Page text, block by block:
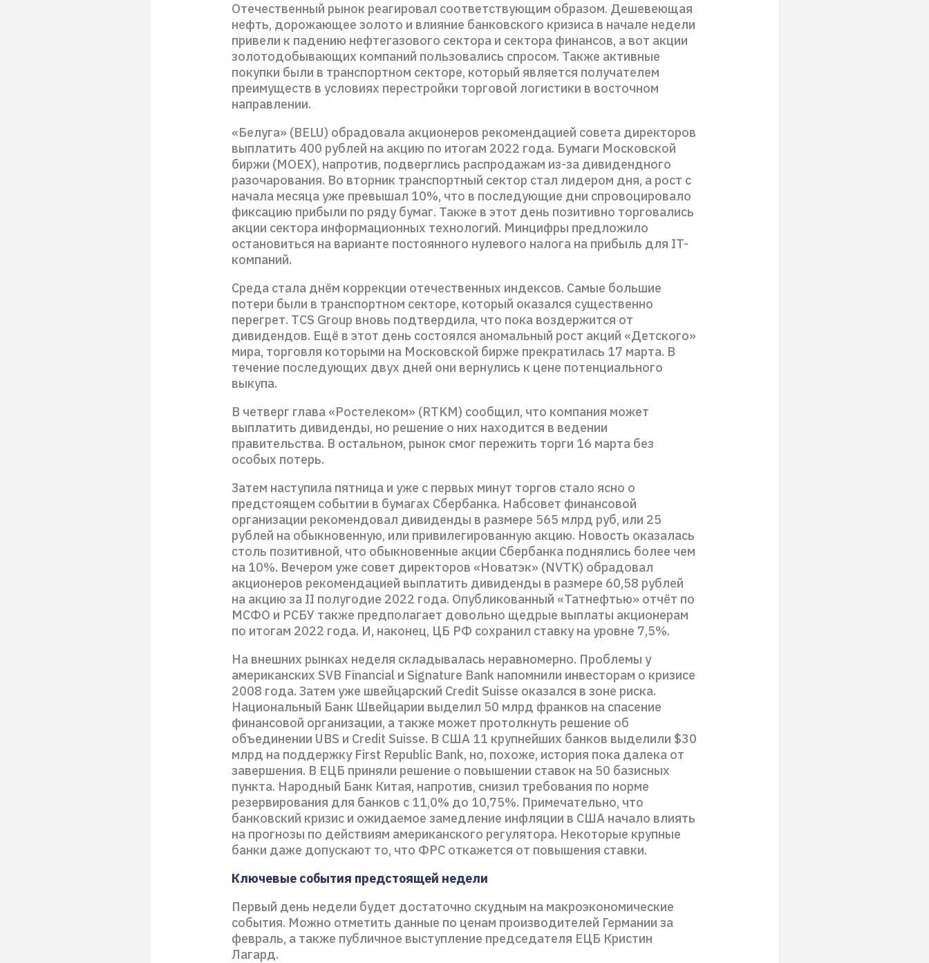
Отечественный рынок реагировал соответствующим образом. Дешевеющая
нефть, дорожающее золото и влияние банковского кризиса в начале недели
привели к падению нефтегазового сектора и сектора финансов, а вот акции
золотодобывающих компаний пользовались спросом. Также активные
покупки были в транспортном секторе, который является получателем
преимуществ в условиях перестройки торговой логистики в восточном
направлении.
«Белуга» (BELU) обрадовала акционеров рекомендацией совета директоров
выплатить 400 рублей на акцию по итогам 2022 года. Бумаги Московской
биржи (MOEX), напротив, подверглись распродажам из-за дивидендного
разочарования. Во вторник транспортный сектор стал лидером дня, а рост с
начала месяца уже превышал 10%, что в последующие дни спровоцировало
фиксацию прибыли по ряду бумаг. Также в этот день позитивно торговались
акции сектора информационных технологий. Минцифры предложило
остановиться на варианте постоянного нулевого налога на прибыль для IT-
компаний.
Среда стала днём коррекции отечественных индексов. Самые большие
потери были в транспортном секторе, который оказался существенно
перегрет. TCS Group вновь подтвердила, что пока воздержится от
дивидендов. Ещё в этот день состоялся аномальный рост акций «Детского»
мира, торговля которыми на Московской бирже прекратилась 17 марта. В
течение последующих двух дней они вернулись к цене потенциального
выкупа.
В четверг глава «Ростелеком» (RTKM) сообщил, что компания может
выплатить дивиденды, но решение о них находится в ведении
правительства. В остальном, рынок смог пережить торги 16 марта без
особых потерь.
Затем наступила пятница и уже с первых минут торгов стало ясно о
предстоящем событии в бумагах Сбербанка. Набсовет финансовой
организации рекомендовал дивиденды в размере 565 млрд руб, или 25
рублей на обыкновенную, или привилегированную акцию. Новость оказалась
столь позитивной, что обыкновенные акции Сбербанка поднялись более чем
на 10%. Вечером уже совет директоров «Новатэк» (NVTK) обрадовал
акционеров рекомендацией выплатить дивиденды в размере 60,58 рублей
на акцию за II полугодие 2022 года. Опубликованный «Татнефтью» отчёт по
МСФО и РСБУ также предполагает довольно щедрые выплаты акционерам
по итогам 2022 года. И, наконец, ЦБ РФ сохранил ставку на уровне 7,5%.
На внешних рынках неделя складывалась неравномерно. Проблемы у
американских SVB Financial и Signature Bank напомнили инвесторам о кризисе
2008 года. Затем уже швейцарский Credit Suisse оказался в зоне риска.
Национальный Банк Швейцарии выделил 50 млрд франков на спасение
финансовой организации, а также может протолкнуть решение об
объединении UBS и Credit Suisse. В США 11 крупнейших банков выделили $30
млрд на поддержку First Republic Bank, но, похоже, история пока далека от
завершения. В ЕЦБ приняли решение о повышении ставок на 50 базисных
пункта. Народный Банк Китая, напротив, снизил требования по норме
резервирования для банков с 11,0% до 10,75%. Примечательно, что
банковский кризис и ожидаемое замедление инфляции в США начало влиять
на прогнозы по действиям американского регулятора. Некоторые крупные
банки даже допускают то, что ФРС откажется от повышения ставки.
Ключевые события предстоящей недели
Первый день недели будет достаточно скудным на макроэкономические
события. Можно отметить данные по ценам производителей Германии за
февраль, а также публичное выступление председателя ЕЦБ Кристин
Лагард.